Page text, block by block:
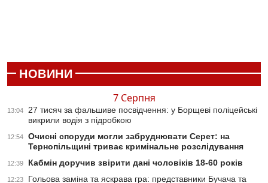
НОВИНИ
7 Серпня
13:04
27 тисяч за фальшиве посвідчення: у Борщеві поліцейські
викрили водія з підробкою
12:54
Очисні споруди могли забруднювати Серет: на
Тернопільщині триває кримінальне розслідування
12:39 Кабмін доручив звірити дані чоловіків 18-60 років
12:23
Гольова заміна та яскрава гра: представники Бучача та